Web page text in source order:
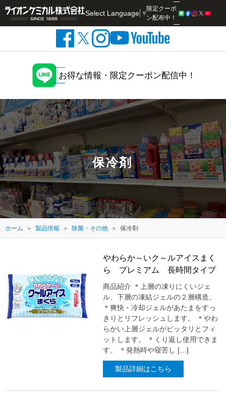
Select Language ▼
限定クーポ
ン配布中！
お得な情報・限定クーポン配信中！
保冷剤
ホーム 製品情報 除菌・その他 保冷剤
やわらか～いク～ルアイスまく
ら プレミアム 長時間タイプ
商品紹介 ＊上層の凍りにくいジェ
ル、下層の凍結ジェルの２層構造。
＊爽快・冷却ジェルがあたまをすっ
きりとリフレッシュします。 ＊やわ
らかい上層ジェルがピッタリとフィ
ットします。 ＊くり返し使用できま
す。 ＊発熱時や寝苦し […]
製品詳細はこちら
検索